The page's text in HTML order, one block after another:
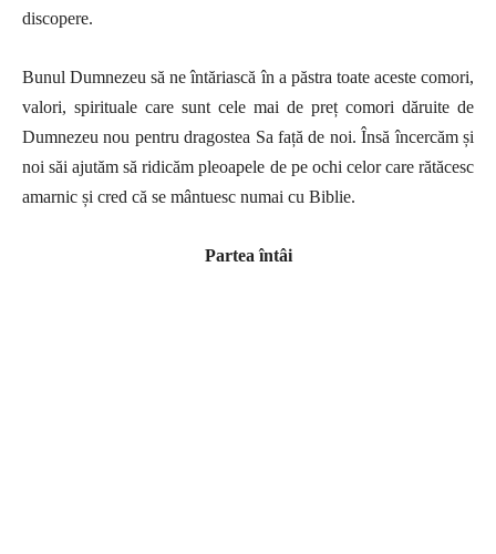
discopere.
Bunul Dumnezeu să ne întăriască în a păstra toate aceste comori,
valori, spirituale care sunt cele mai de preț comori dăruite de
Dumnezeu nou pentru dragostea Sa față de noi. Însă încercăm și
noi săi ajutăm să ridicăm pleoapele de pe ochi celor care rătăcesc
amarnic și cred că se mântuesc numai cu Biblie.
Partea întâi